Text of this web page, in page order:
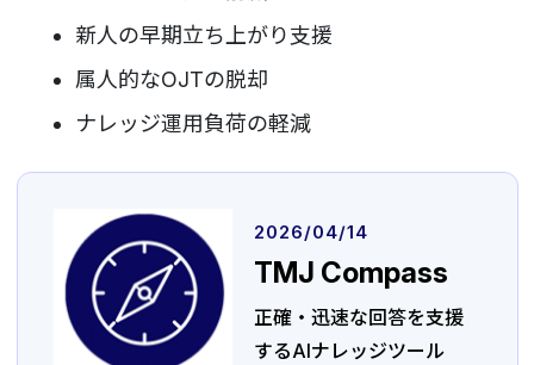
新人の早期立ち上がり支援
属人的なOJTの脱却
ナレッジ運用負荷の軽減
2026/04/14
TMJ Compass
正確・迅速な回答を支援
するAIナレッジツール